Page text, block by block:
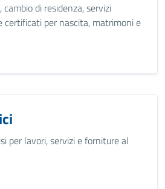
di residenza, servizi
certificati per nascita, matrimoni e
per lavori, servizi e forniture al